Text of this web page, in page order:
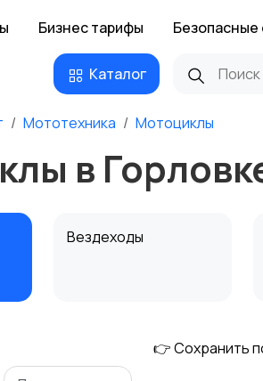
Бизнес тарифы Безопасные
Каталог
Мототехника Мотоциклы
в
Вездеходы
👉 Сохранить